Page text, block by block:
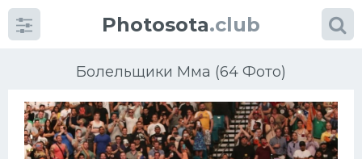
Photosota.club
Болельщики Мма (64 Фото)